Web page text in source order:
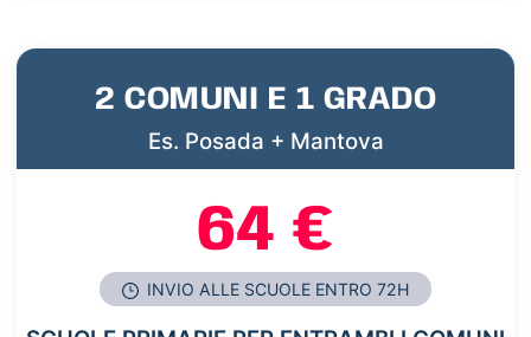
2 COMUNI E 1 GRADO
Es. Posada + Mantova
64 €
INVIO ALLE SCUOLE ENTRO 72H